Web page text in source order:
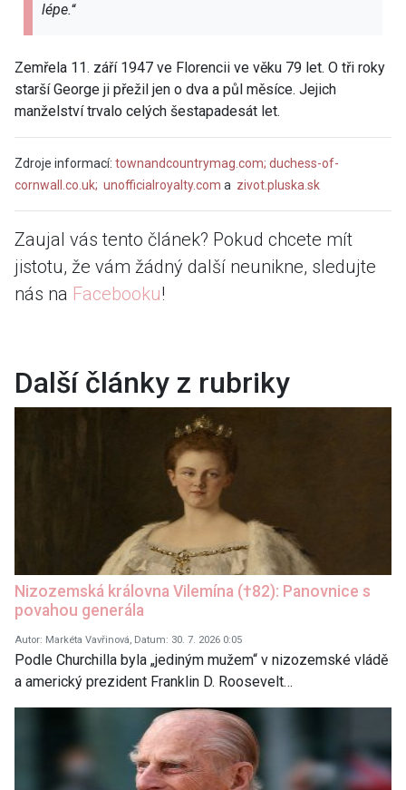
lépe.“
Zemřela 11. září 1947 ve Florencii ve věku 79 let. O tři roky
staršíGeorge ji přežil jen o dva a půl měsíce. Jejich
manželství trvalo celých šestapadesát let.
Zdroje informací: townandcountrymag.com; duchess-of-
cornwall.co.uk; unofficialroyalty.com a zivot.pluska.sk
Zaujal vás tento článek? Pokud chcete mít
jistotu, že vám žádný další neunikne, sledujte
nás na Facebooku!
Další články z rubriky
Nizozemská královna Vilemína (†82): Panovnice s
povahou generála
Autor: Markéta Vavřinová, Datum: 30. 7. 2026 0:05
Podle Churchilla byla „jediným mužem“ v nizozemské vládě
a americký prezident Franklin D. Roosevelt…